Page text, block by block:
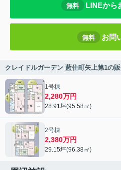
無料 LINEから
無料 お問
クレイドルガーデン 藍住町矢上第1の
1号棟
2,280万円
28.91坪(95.58㎡)
2号棟
2,380万円
29.15坪(96.38㎡)